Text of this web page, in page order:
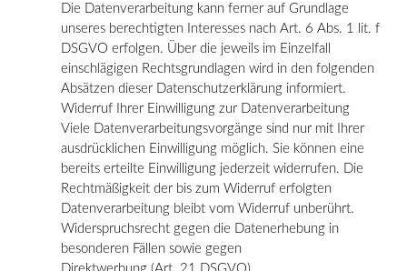
Die Datenverarbeitung kann ferner auf Grundlage
unseres berechtigten Interesses nach Art. 6 Abs. 1 lit. f
DSGVO erfolgen. Über die jeweils im Einzelfall
einschlägigen Rechtsgrundlagen wird in den folgenden
Absätzen dieser Datenschutzerklärung informiert.
Widerruf Ihrer Einwilligung zur Datenverarbeitung
Viele Datenverarbeitungsvorgänge sind nur mit Ihrer
ausdrücklichen Einwilligung möglich. Sie können eine
bereits erteilte Einwilligung jederzeit widerrufen. Die
Rechtmäßigkeit der bis zum Widerruf erfolgten
Datenverarbeitung bleibt vom Widerruf unberührt.
Widerspruchsrecht gegen die Datenerhebung in
besonderen Fällen sowie gegen